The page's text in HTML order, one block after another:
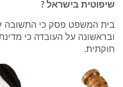
שיפוטית בישראל ?
בית המשפט פסק כי התשובה
ובראשונה על העובדה כי
חוקתית.